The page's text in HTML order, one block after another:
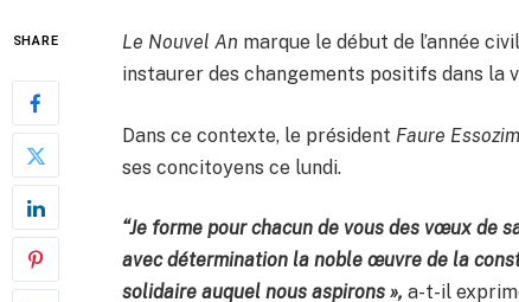
SHARE Le Nouvel An marque le début de l’année
instaurer des changements positifs dans la
Dans ce contexte, le président Faure
ses concitoyens ce lundi.
“Je forme pour chacun de vous des vœux de
avec détermination la noble œuvre de la
solidaire auquel nous aspirons », a-t-il